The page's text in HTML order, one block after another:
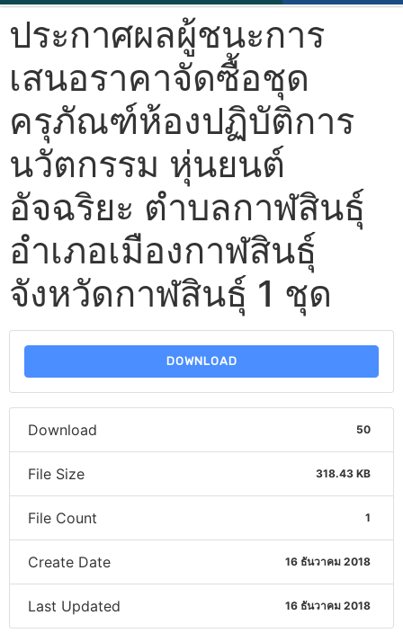
ประกาศผลผู้ชนะการ
เสนอราคาจัดซื้อชุด
ครุภัณฑ์ห้องปฏิบัติการ
นวัตกรรม หุ่นยนต์
อัจฉริยะ ตำบลกาฬสินธุ์
อำเภอเมืองกาฬสินธุ์
จังหวัดกาฬสินธุ์ 1 ชุด
DOWNLOAD
Download 50
File Size 318.43 KB
File Count 1
Create Date 16 ธันวาคม 2018
Last Updated 16 ธันวาคม 2018